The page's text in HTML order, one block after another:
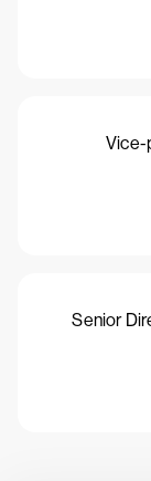
Vice-
Senior